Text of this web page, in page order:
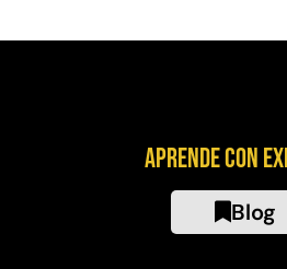
Aprende con
Blog